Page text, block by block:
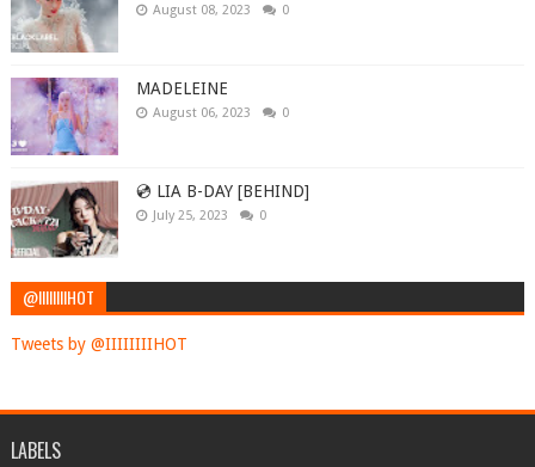
August 08, 2023 0
MADELEINE
August 06, 2023 0
💿 LIA B-DAY [BEHIND]
July 25, 2023 0
@IIIIIIIIHOT
Tweets by @IIIIIIIIHOT
LABELS